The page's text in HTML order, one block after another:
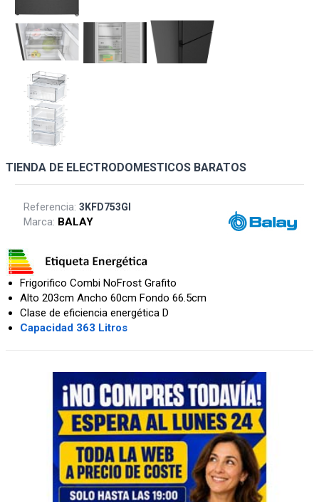
TIENDA DE ELECTRODOMESTICOS BARATOS
Referencia:3KFD753GI
Marca: BALAY
Frigorifico Combi NoFrost Grafito
Alto 203cm Ancho 60cm Fondo 66.5cm
Clase de eficiencia energética D
Capacidad 363 Litros